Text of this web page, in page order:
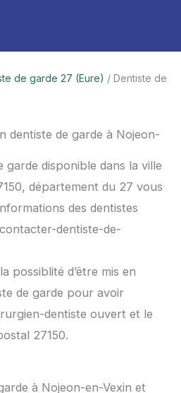
de garde 27 (Eure) / Dentiste de
dentiste de garde à Nojeon-
garde disponible dans la ville
département du 27 vous
des dentistes
dentiste-de-
possiblité d’être mis en
de garde pour avoir
dentiste ouvert et le
27150.
à Nojeon-en-Vexin et